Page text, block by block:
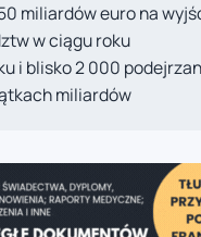
miliardów euro na
w ciągu roku
i blisko 2 000
miliardów